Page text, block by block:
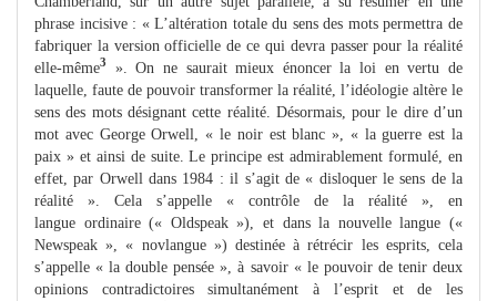
phrase incisive : « L’altération totale du sens des mots permettra de
fabriquer la version officielle de ce qui devra passer pour la réalité
elle-même3
». On ne saurait mieux énoncer la loi en vertu de
laquelle, faute de pouvoir transformer la réalité, l’idéologie altère le
sens des mots désignant cette réalité. Désormais, pour le dire d’un
mot avec George Orwell, « le noir est blanc », « la guerre est la
paix » et ainsi de suite. Le principe est admirablement formulé, en
effet, par Orwell dans 1984 : il s’agit de « disloquer le sens de la
réalité ». Cela s’appelle « contrôle de la réalité », en
langue ordinaire (« Oldspeak »), et dans la nouvelle langue («
Newspeak », « novlangue ») destinée à rétrécir les esprits, cela
s’appelle « la double pensée », à savoir « le pouvoir de tenir deux
opinions contradictoires simultanément à l’esprit et de les